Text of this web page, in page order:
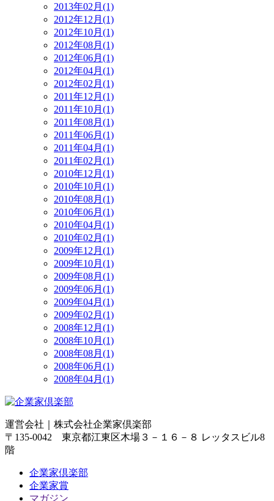
2013年02月(1)
2012年12月(1)
2012年10月(1)
2012年08月(1)
2012年06月(1)
2012年04月(1)
2012年02月(1)
2011年12月(1)
2011年10月(1)
2011年08月(1)
2011年06月(1)
2011年04月(1)
2011年02月(1)
2010年12月(1)
2010年10月(1)
2010年08月(1)
2010年06月(1)
2010年04月(1)
2010年02月(1)
2009年12月(1)
2009年10月(1)
2009年08月(1)
2009年06月(1)
2009年04月(1)
2009年02月(1)
2008年12月(1)
2008年10月(1)
2008年08月(1)
2008年06月(1)
2008年04月(1)
運営会社｜ 株式会社企業家倶楽部
〒135-0042 東京都江東区木場３－１６－８ レッタスビル8
階
企業家倶楽部
企業家賞
マガジン